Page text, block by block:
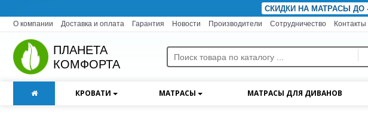
СКИДКИ НА МАТРАСЫ ДО -
О компании
Доставка и оплата Гарантия Новости Производители Сотрудничество Контакты
ПЛАНЕТА
КОМФОРТА
КРОВАТИ МАТРАСЫ МАТРАСЫ ДЛЯ ДИВАНОВ